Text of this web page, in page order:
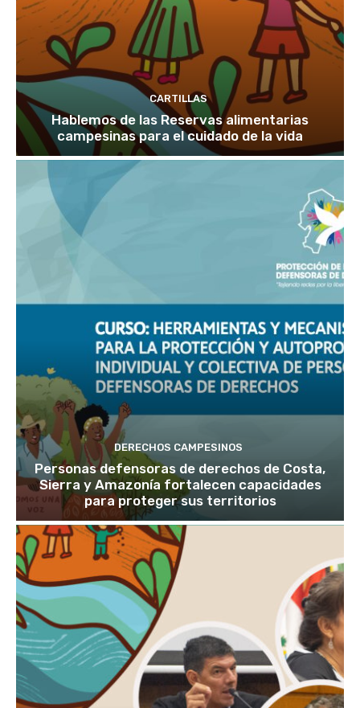
CARTILLAS
Hablemos de las Reservas alimentarias
campesinas para el cuidado de la vida
DERECHOS CAMPESINOS
Personas defensoras de derechos de Costa,
Sierra y Amazonía fortalecen capacidades
para proteger sus territorios